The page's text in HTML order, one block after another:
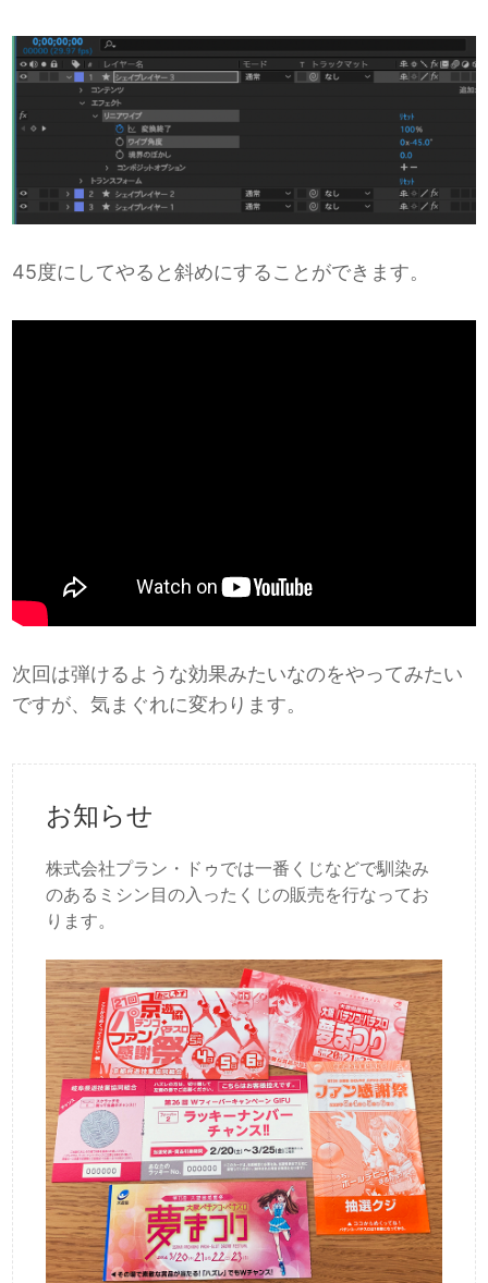
45度にしてやると斜めにすることができます。
次回は弾けるような効果みたいなのをやってみたい
ですが、気まぐれに変わります。
お知らせ
株式会社プラン・ドゥでは一番くじなどで馴染み
のあるミシン目の入ったくじの販売を行なってお
ります。